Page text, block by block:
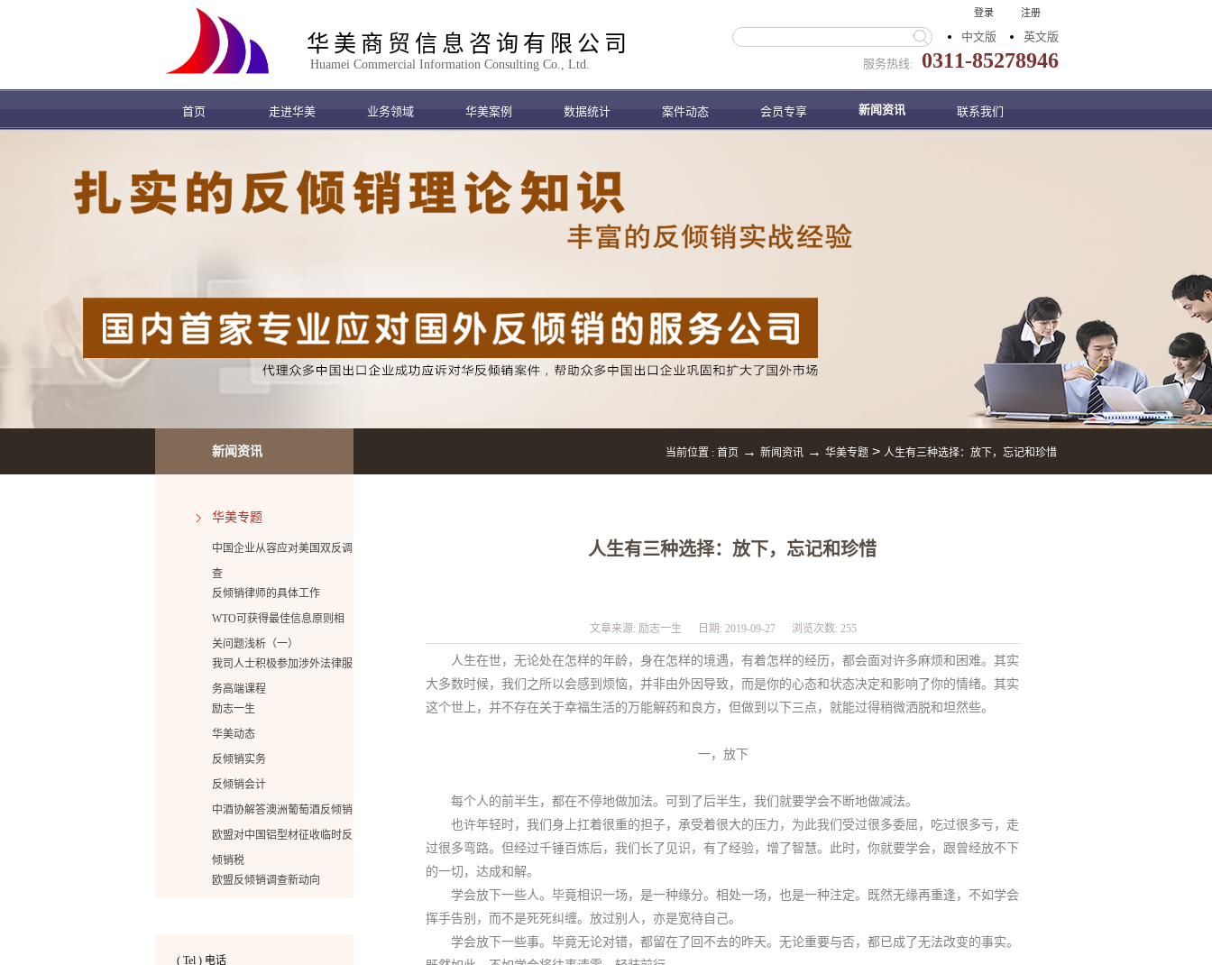
华美商贸信息咨询有限公司
Huamei Commercial Information Consulting Co., Ltd. 服务热线: 0311-85278946
中文版 英文版
登录 注册
首页 走进华美 业务领域 华美案例 数据统计 案件动态 会员专享 新闻资讯 联系我们
新闻资讯
华美专题
中国企业从容应对美国双反调
查
反倾销律师的具体工作
WTO可获得最佳信息原则相
关问题浅析（一）
我司人士积极参加涉外法律服
务高端课程
励志一生
华美动态
反倾销实务
反倾销会计
中酒协解答澳洲葡萄酒反倾销
欧盟对中国铝型材征收临时反
倾销税
欧盟反倾销调查新动向
倾销诉讼案胜诉的启示
( Tel ) 电话
当前位置 : 首页 → 新闻资讯 → 华美专题 > 人生有三种选择：放下，忘记和珍惜
人生有三种选择：放下，忘记和珍惜
文章来源: 励志一生 日期: 2019-09-27 浏览次数: 255
人生在世，无论处在怎样的年龄，身在怎样的境遇，有着怎样的经历，都会面对许多麻烦和困难。其实
大多数时候，我们之所以会感到烦恼，并非由外因导致， 而是你的心态和状态决定和影响了你的情绪。其实
这个世上，并不存在关于幸福生活的万能解药和良方，但做到以下三点，就能过得稍微洒脱和坦然些。
一，放下
每个人的前半生，都在不停地做加法。可到了后半生，我们就要学会不断地做减法。
也许年轻时，我们身上扛着很重的担子，承受着很大的压力，为此我们受过很多委屈，吃过很多亏，走
过很多弯路。但经过千锤百炼后，我们长了见识，有了经验，增了智慧。此时，你就要学会，跟曾经放不下
的一切，达成和解。
学会放下一些人。 毕竟相识一场，是一种缘分。相处一场，也是一种注定。既然无缘再重逢，不如学会
挥手告别，而不是死死纠缠。放过别人，亦是宽待自己。
学会放下一些事。 毕竟无论对错，都留在了回不去的昨天。无论重要与否 ，都已成了无法改变的事实。